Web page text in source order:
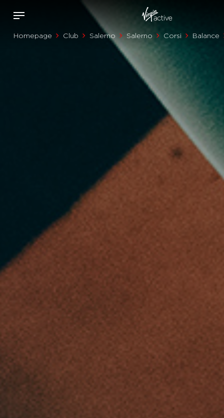
Homepage Club Salerno Salerno Corsi Balance